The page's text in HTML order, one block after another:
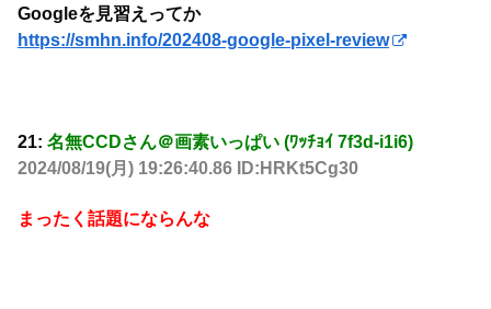
Googleを見習えってか
https://smhn.info/202408-google-pixel-review
21: 名無CCDさん＠画素いっぱい (ﾜｯﾁｮｲ 7f3d-i1i6)
2024/08/19(月) 19:26:40.86 ID:HRKt5Cg30
まったく話題にならんな